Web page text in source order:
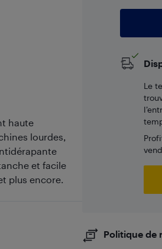
haute
lourdes,
et facile
plus encore.
Le
Politique de